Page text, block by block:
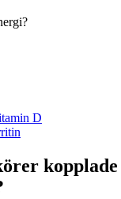
D
kopplade